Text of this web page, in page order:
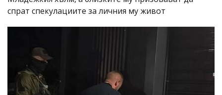
спрат спекулациите за личния му живот